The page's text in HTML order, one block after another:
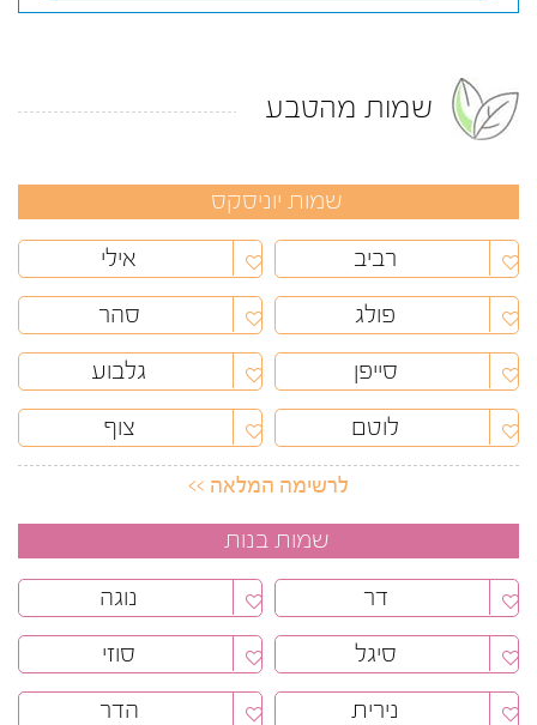
שמות מהטבע
שמות יוניסקס
רביב אילי
פולג סהר
סייפן גלבוע
לוטם צוף
לרשימה המלאה >>
שמות בנות
דר נוגה
סיגל סוזי
נירית הדר